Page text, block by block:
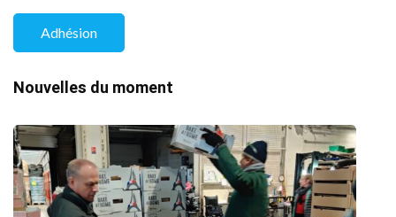
Adhésion
Nouvelles du moment